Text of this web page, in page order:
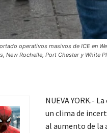
operativos masivos de ICE en
New Rochelle, Port Chester y White
NUEVA YORK.-
un clima de
al aumento de la